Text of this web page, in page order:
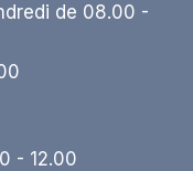
de 08.00 -
- 12.00